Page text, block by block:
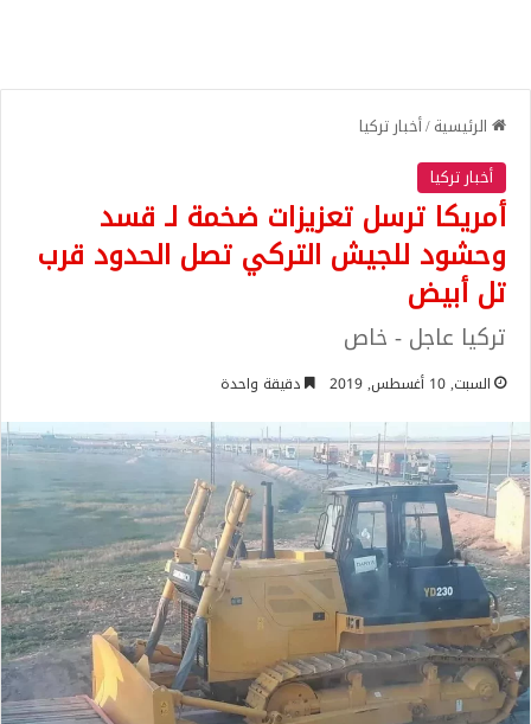
الرئيسية/أخبار تركيا
أخبار تركيا
أمريكا ترسل تعزيزات ضخمة لـ قسد
وحشود للجيش التركي تصل الحدود قرب
تل أبيض
تركيا عاجل - خاص
السبت, 10 أغسطس, 2019 دقيقة واحدة